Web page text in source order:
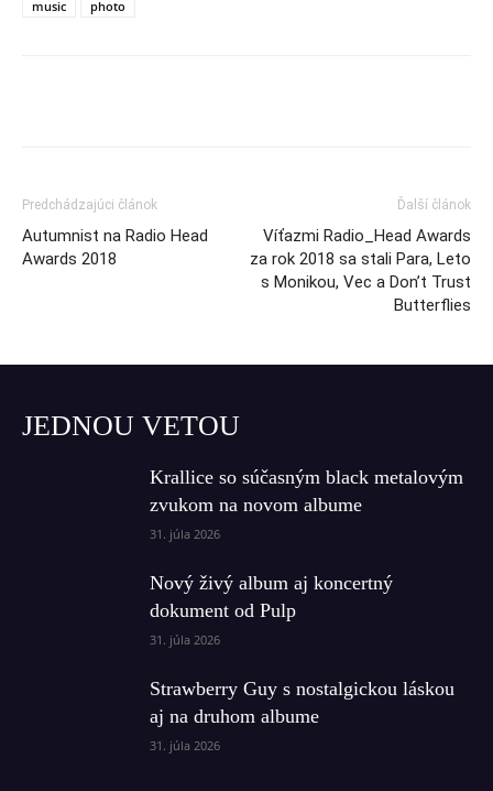
music
photo
Predchádzajúci článok
Autumnist na Radio Head
Awards 2018
Ďalší článok
Víťazmi Radio_Head Awards
za rok 2018 sa stali Para, Leto
s Monikou, Vec a Don’t Trust
Butterflies
JEDNOU VETOU
Krallice so súčasným black metalovým
zvukom na novom albume
31. júla 2026
Nový živý album aj koncertný
dokument od Pulp
31. júla 2026
Strawberry Guy s nostalgickou láskou
aj na druhom albume
31. júla 2026